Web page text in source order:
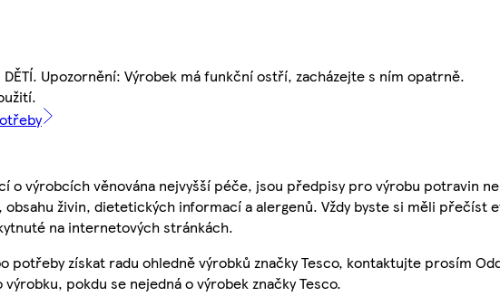
DĚTÍ. Upozornění: Výrobek má funkční ostří, zacházejte s ním opatrně.
o výrobcích věnována nejvyšší péče, jsou předpisy pro výrobu potravin
živin, dietetických informací a alergenů. Vždy byste si měli přečíst
na internetových stránkách.
potřeby získat radu ohledně výrobků značky Tesco, kontaktujte prosím
pokdu se nejedná o výrobek značky Tesco.